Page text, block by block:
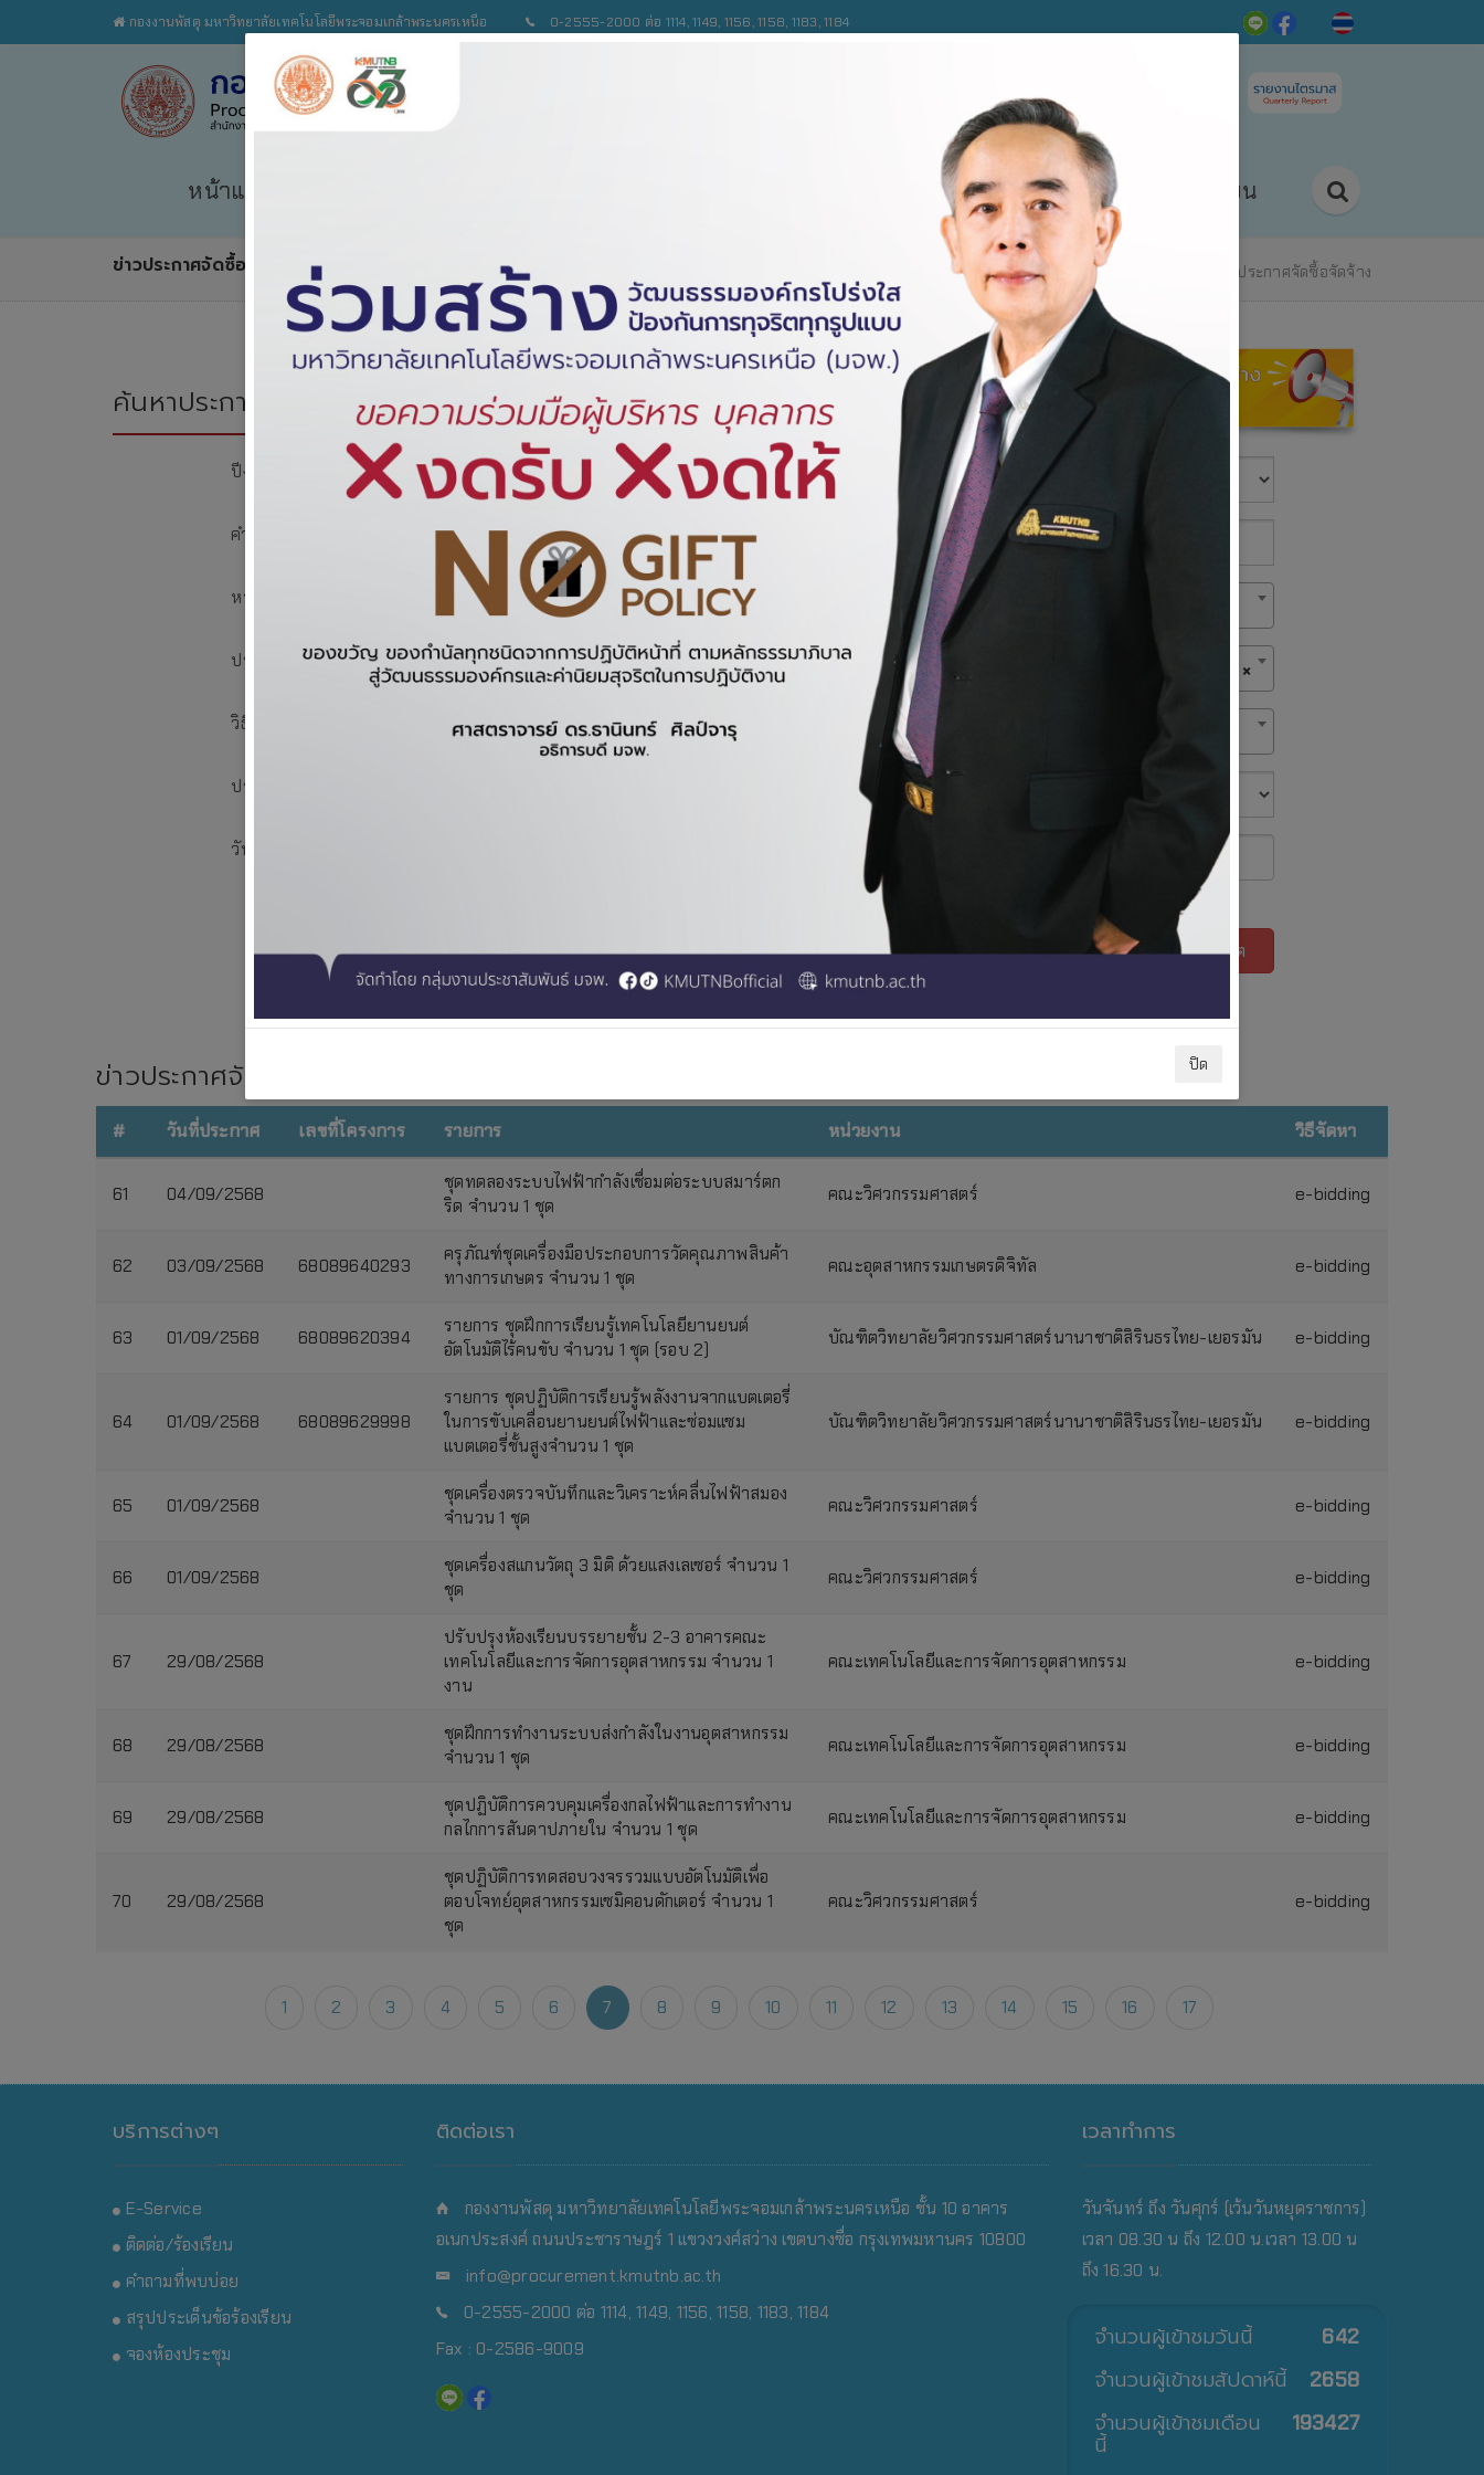
กองงานพัสดุ มหาวิทยาลัยเทคโนโลยีพระจอมเกล้าพระนครเหนือ 0-2555-2000 ต่อ 1114, 1149, 1156, 1158, 1183, 1184
หน้าแรก ข่าวสาร/กิจกรรม ติดต่อ/ร้องเรียน
ข่าวประกาศจัดซื้อจัดจ้าง หน้าแรก ข่าวสาร/กิจกรรม ข่าวประกาศจัดซื้อจัดจ้าง
ค้นหาประกาศจัดซื้อจัดจ้าง
ปีงบประมาณ
คำค้น
หน่วยงาน --โปรดเลือก--
ประเภทประกาศ ×
ประกาศร่าง TOR/ร่างเอกสารประกวดราคา (e-bidding)/ประกาศราคากลาง
วิธีการจัดหา --โปรดเลือก--
ประเภทงบประมาณ
วันที่ประกาศ ถึง
ค้นหา รีเซ็ต
ข่าวประกาศจัดซื้อจัดจ้าง ทั้งหมด
# วันที่ประกาศ เลขที่โครงการ รายการ หน่วยงาน วิธีจัดหา
61 04/09/2568
ชุดทดลองระบบไฟฟ้ากำลังเชื่อมต่อระบบสมาร์ตก
ริด จำนวน 1 ชุด
คณะวิศวกรรมศาสตร์ e-bidding
62 03/09/2568 68089640293
ครุภัณฑ์ชุดเครื่องมือประกอบการวัดคุณภาพสินค้า
ทางการเกษตร จำนวน 1 ชุด
คณะอุตสาหกรรมเกษตรดิจิทัล e-bidding
63 01/09/2568 68089620394
รายการ ชุดฝึกการเรียนรู้เทคโนโลยียานยนต์
อัตโนมัติไร้คนขับ จำนวน 1 ชุด (รอบ 2)
บัณฑิตวิทยาลัยวิศวกรรมศาสตร์นานาชาติสิรินธรไทย-เยอรมัน e-bidding
64 01/09/2568 68089629998
รายการ ชุดปฏิบัติการเรียนรู้พลังงานจากแบตเตอรี่
ในการขับเคลื่อนยานยนต์ไฟฟ้าและซ่อมแซม
แบตเตอรี่ชั้นสูงจำนวน 1 ชุด
บัณฑิตวิทยาลัยวิศวกรรมศาสตร์นานาชาติสิรินธรไทย-เยอรมัน e-bidding
65 01/09/2568
ชุดเครื่องตรวจบันทึกและวิเคราะห์คลื่นไฟฟ้าสมอง
จำนวน 1 ชุด
คณะวิศวกรรมศาสตร์ e-bidding
66 01/09/2568
ชุดเครื่องสแกนวัตถุ 3 มิติ ด้วยแสงเลเซอร์ จำนวน 1
ชุด
คณะวิศวกรรมศาสตร์ e-bidding
67 29/08/2568
ปรับปรุงห้องเรียนบรรยายชั้น 2-3 อาคารคณะ
เทคโนโลยีและการจัดการอุตสาหกรรม จำนวน 1
งาน
คณะเทคโนโลยีและการจัดการอุตสาหกรรม e-bidding
68 29/08/2568
ชุดฝึกการทำงานระบบส่งกำลังในงานอุตสาหกรรม
จำนวน 1 ชุด
คณะเทคโนโลยีและการจัดการอุตสาหกรรม e-bidding
69 29/08/2568
ชุดปฏิบัติการควบคุมเครื่องกลไฟฟ้าและการทำงาน
กลไกการสันดาปภายใน จำนวน 1 ชุด
คณะเทคโนโลยีและการจัดการอุตสาหกรรม e-bidding
70 29/08/2568
ชุดปฏิบัติการทดสอบวงจรรวมแบบอัตโนมัติเพื่อ
ตอบโจทย์อุตสาหกรรมเซมิคอนดักเตอร์ จำนวน 1
ชุด
คณะวิศวกรรมศาสตร์ e-bidding
1 2 3 4 5 6 7 8 9 10 11 12 13 14 15 16 17
บริการต่างๆ
E-Service
ติดต่อ/ร้องเรียน
คำถามที่พบบ่อย
สรุปประเด็นข้อร้องเรียน
จองห้องประชุม
ติดต่อเรา
กองงานพัสดุ มหาวิทยาลัยเทคโนโลยีพระจอมเกล้าพระนครเหนือ ชั้น 10 อาคาร
อเนกประสงค์ ถนนประชาราษฎร์ 1 แขวงวงศ์สว่าง เขตบางซื่อ กรุงเทพมหานคร 10800
info@procurement.kmutnb.ac.th
0-2555-2000 ต่อ 1114, 1149, 1156, 1158, 1183, 1184
Fax : 0-2586-9009
เวลาทำการ
วันจันทร์ ถึง วันศุกร์ (เว้นวันหยุดราชการ)
เวลา 08.30 น ถึง 12.00 น.เวลา 13.00 น
ถึง 16.30 น.
จำนวนผู้เข้าชมวันนี้ 642
จำนวนผู้เข้าชมสัปดาห์นี้ 2658
จำนวนผู้เข้าชมเดือน
นี้
193427
ปิด